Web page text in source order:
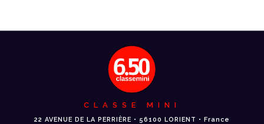
CLASSE MINI
22 AVENUE DE LA PERRIÈRE • 56100 LORIENT • France